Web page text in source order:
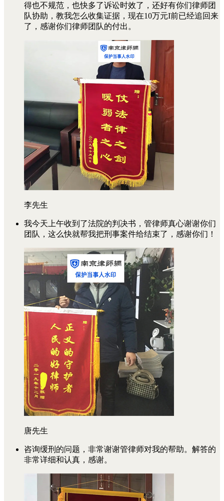
得也不规范，也快多了诉讼时效了，还好有你们律师团
队协助，教我怎么收集证据，现在10万元I前已经追回来
了，感谢你们律师团队的付出。
李先生
我今天上午收到了法院的判决书，管律师真心谢谢你们
团队，这么快就帮我把刑事案件给结束了，感谢你们！
唐先生
咨询缓刑的问题，非常谢谢管律师对我的帮助。解答的
非常详细和认真，感谢。